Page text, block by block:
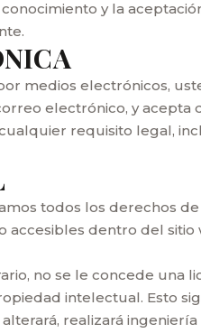
y la
medios electrónicos,
electrónico, y acepta
requisito legal,
todos los derechos
accesibles dentro del sitio
no se le concede una
intelectual. Esto
realizará